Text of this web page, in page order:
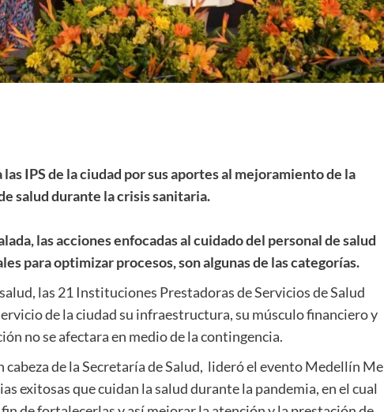
IPS de la ciudad por sus aportes al mejoramiento de la
salud durante la crisis sanitaria.
las acciones enfocadas al cuidado del personal de salud
para optimizar procesos, son algunas de las categorías.
las 21 Instituciones Prestadoras de Servicios de Salud
de la ciudad su infraestructura, su músculo financiero y
no se afectara en medio de la contingencia.
cabeza de la Secretaría de Salud, lideró el evento Medellín Me
exitosas que cuidan la salud durante la pandemia, en el cual